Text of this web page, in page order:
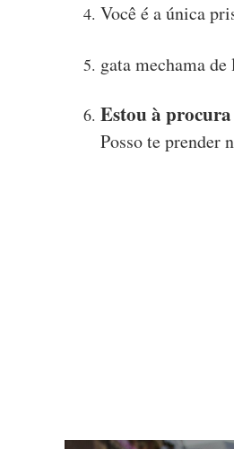
Você é a única
gata mechama
Estou à
Posso te prender